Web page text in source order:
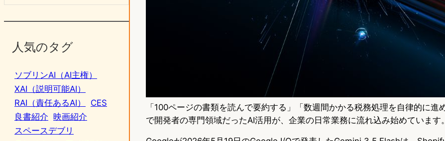
人気のタグ
ソブリンAI（AI主権）
XAI（説明可能AI）
RAI（責任あるAI）
CES
良書紹介 映画紹介
スペースデブリ
「100ページの書類を読んで要約する」「数週間かかる税務処理を自律的に
で開発者の専門領域だったAI活用が、企業の日常業務に流れ込み始めています。